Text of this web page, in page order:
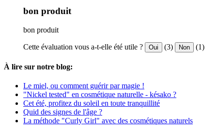
bon produit
bon produit
Cette évaluation vous a-t-elle été utile ? Oui (3) Non (1)
À lire sur notre blog:
Le miel, ou comment guérir par magie !
"Nickel tested" en cosmétique naturelle - késako ?
Cet été, profitez du soleil en toute tranquillité
Quid des signes de l'âge ?
La méthode "Curly Girl" avec des cosmétiques naturels